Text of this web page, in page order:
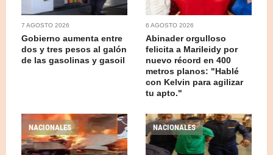
7 AGOSTO 2026
Gobierno aumenta entre
dos y tres pesos al galón
de las gasolinas y gasoil
6 AGOSTO 2026
Abinader orgulloso
felicita a Marileidy por
nuevo récord en 400
metros planos: "Hablé
con Kelvin para agilizar
tu apto."
NACIONALES NACIONALES